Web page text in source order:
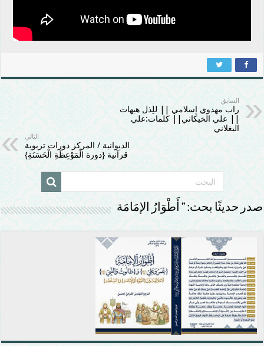
السابق
راب مهدوي إسلامي || للِذل هيهات
|| علي الخيكاني|| كلمات:علي
البغلاني
التالي
الديوانية / المركز دورات تربوية
قرآنية {دورة الْمَوْعِظَةِ الْحَسَنَةِ}
صدر حديثًا بحث: ” أَطْوَارُ الإمَامَة